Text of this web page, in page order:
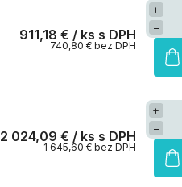
911,18 € / ks
740,80 € bez DPH
+
−
2 024,09 € / ks
1 645,60 € bez DPH
+
−